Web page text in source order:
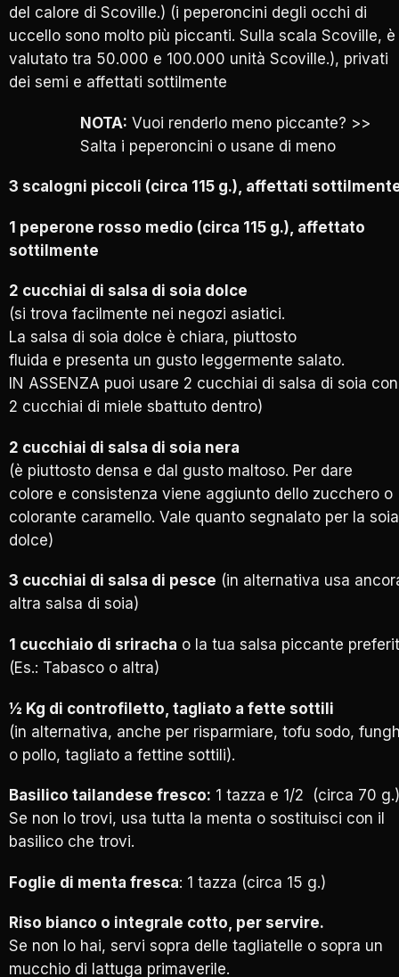
del calore di Scoville.) (i peperoncini degli occhi di
uccello sono molto più piccanti. Sulla scala Scoville, è
valutato tra 50.000 e 100.000 unità Scoville.), privati ​​
dei semi e affettati sottilmente
NOTA: Vuoi renderlo meno piccante? >>
Salta i peperoncini o usane di meno
3 scalogni piccoli (circa 115 g.), affettati
1 peperone rosso medio (circa 115 g.), affettato
sottilmente
2 cucchiai di salsa di soia dolce
(si trova facilmente nei negozi asiatici.
La salsa di soia dolce è chiara, piuttosto
fluida e presenta un gusto leggermente salato.
IN ASSENZA puoi usare 2 cucchiai di salsa di soia con
2 cucchiai di miele sbattuto dentro)
2 cucchiai di salsa di soia nera
(è piuttosto densa e dal gusto maltoso. Per dare
colore e consistenza viene aggiunto dello zucchero o
colorante caramello. Vale quanto segnalato per la soia
dolce)
3 cucchiai di salsa di pesce (in alternativa usa
altra salsa di soia)
1 cucchiaio di sriracha o la tua salsa piccante
(Es.: Tabasco o altra)
½ Kg di controfiletto, tagliato a fette sottili
(in alternativa, anche per risparmiare, tofu sodo,
o pollo, tagliato a fettine sottili).
Basilico tailandese fresco: 1 tazza e 1/2 (circa 70
Se non lo trovi, usa tutta la menta o sostituisci con il
basilico che trovi.
Foglie di menta fresca: 1 tazza (circa 15 g.)
Riso bianco o integrale cotto, per servire.
Se non lo hai, servi sopra delle tagliatelle o sopra un
mucchio di lattuga primaverile.